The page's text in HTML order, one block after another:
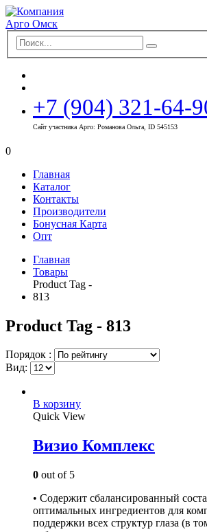
+7 (904) 321-64-
Сайт участника Арго: Романова Ольга, ID 545153
0
Главная
Каталог
Контакты
Производители
Бонусная Карта
Опт
Главная
Товары
Product Tag -
813
Product Tag - 813
Порядок :
Вид:
В корзину
Quick View
Визио Комплекс
0 out of 5
• Содержит сбалансированный
оптимальных ингредиентов для
поддержки всех структур глаза (в